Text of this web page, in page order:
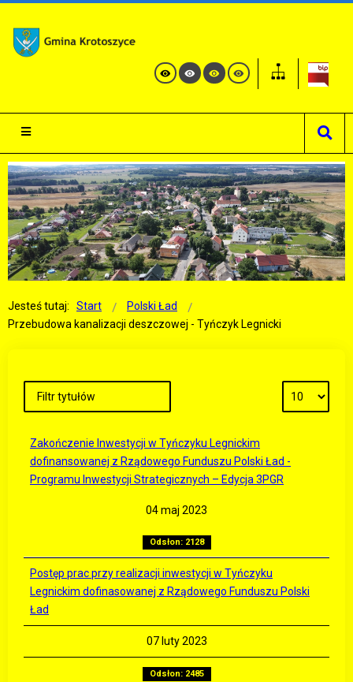
Jesteś tutaj: Start
Polski Ład
Przebudowa kanalizacji deszczowej - Tyńczyk Legnicki
Zakończenie Inwestycji w Tyńczyku Legnickim
dofinansowanej z Rządowego Funduszu Polski Ład -
Programu Inwestycji Strategicznych – Edycja 3PGR
04 maj 2023
Odsłon: 2128
Postęp prac przy realizacji inwestycji w Tyńczyku
Legnickim dofinasowanej z Rządowego Funduszu Polski
Ład
07 luty 2023
Odsłon: 2485